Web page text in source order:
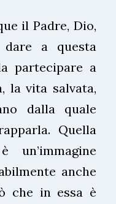
il Padre, Dio,
a questa
partecipare a
la vita salvata,
dalla quale
Quella
anche
che in essa è